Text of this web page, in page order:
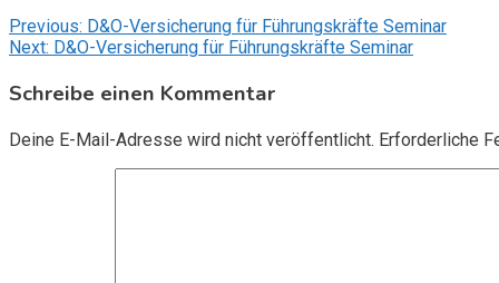
Beitragsnavigation
Previous: D&O-Versicherung für Führungskräfte Seminar
Next: D&O-Versicherung für Führungskräfte Seminar
Schreibe einen Kommentar
Deine E-Mail-Adresse wird nicht veröffentlicht. Erforderliche